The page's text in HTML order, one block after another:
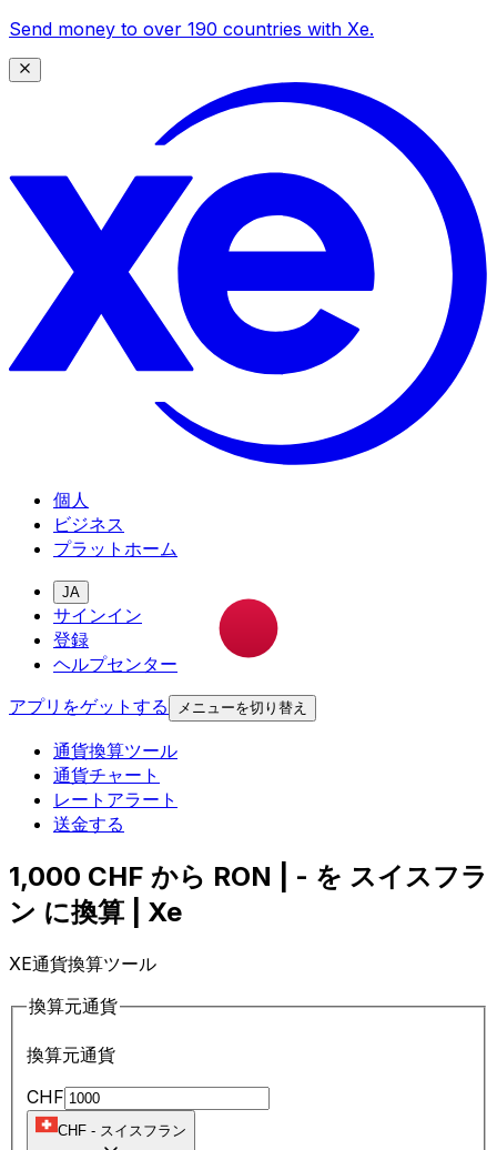
Send money to over 190 countries with Xe.
個人
ビジネス
プラットホーム
JA
サインイン
登録
ヘルプセンター
アプリをゲットする
メニューを切り替え
通貨換算ツール
通貨チャート
レートアラート
送金する
1,000 CHF から RON | - を スイスフラ
ン に換算 | Xe
XE通貨換算ツール
換算元通貨
換算元通貨
CHF
CHF - スイスフラン